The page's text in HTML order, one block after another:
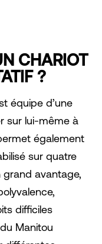
CHARIOT
?
équipe d’une
sur lui-même à
également
sur quatre
grand avantage,
difficiles
Manitou